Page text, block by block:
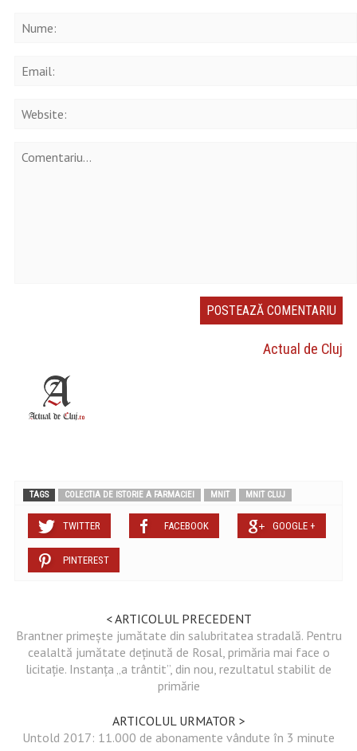
Actual de Cluj
TAGS COLECTIA DE ISTORIE A FARMACIEI MNIT MNIT CLUJ
TWITTER FACEBOOK GOOGLE +
PINTEREST
< ARTICOLUL PRECEDENT
Brantner primește jumătate din salubritatea stradală. Pentru
cealaltă jumătate deținută de Rosal, primăria mai face o
licitație. Instanța „a trântit”, din nou, rezultatul stabilit de
primărie
ARTICOLUL URMATOR >
Untold 2017: 11.000 de abonamente vândute în 3 minute